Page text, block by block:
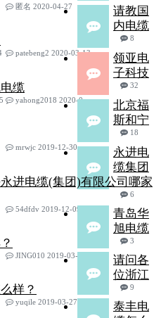
匿名 2020-04-27
请教国
内电缆
8
patebeng2 2020-03-13
领亚电
子科技
缆
32
yahong2018 2020-03-02
北京福
斯和宁
18
mrwjc 2019-12-30
永进电
缆集团
进电缆(集团)有限公司哪家
6
54dfdv 2019-12-09
青岛华
旭电缆
3
JING010 2019-03-29
请问各
位浙江
样？
9
yuqile 2019-03-27
泰丰电